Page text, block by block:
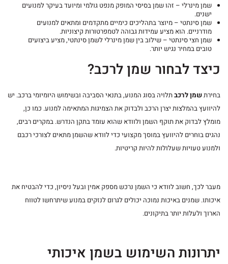
שמן מינרלי – זהו שמן בסיסי המופק מנפט גולמי ומיועד בעיקר למנועים
ישנים.
שמן סינתטי – מיוצר בתהליכים כימיים מתקדמים ומתאים למנועים
מודרניים. הוא מציע עמידות גבוהה לטמפרטורות קיצוניות.
שמן חצי סינתטי – שילוב בין שמן מינרלי לשמן סינתטי, מציע ביצועים
טובים במחיר נגיש יותר.
כיצד לבחור שמן לרכב?
בחירתשמן לרכבתלויה בסוג המנוע, בתנאי הסביבה ובשימוש היומיומי ברכב. יש
להיוועץ בהמלצות יצרן הרכב ולבדוק את הצמיגות המתאימה למנוע. כמו כן,
מומלץ לבדוק את תוקף השמן ולוודא שהוא עומד בתקן הנדרש. במקרים רבים,
נהגים בוחרים להיוועץ במוסך מקצועי כדי לוודא שהשמן מתאים לצורכי רכבם
ולמנוע טעויות שעלולות להיות קריטיות.
מעבר לכך, חשוב לוודא כי השמן נרכש מספק אמין ובעל ניסיון, כדי להבטיח את
איכותו. שמנים באיכות נמוכה יכולים לגרום לנזקים במנוע שיתרחשו לטווח
הארוך ולעלות יותר בתיקונים.
יתרונות השימוש בשמן איכותי